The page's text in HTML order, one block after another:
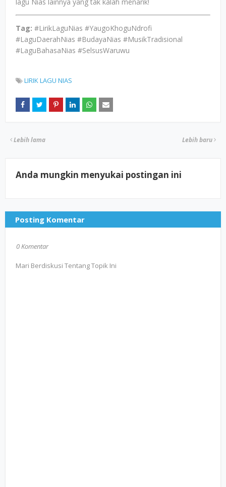
Tag: #LirikLaguNias #YaugoKhoguNdrofi
#LaguDaerahNias #BudayaNias #MusikTradisional
#LaguBahasaNias #SelsusWaruwu
LIRIK LAGU NIAS
Lebih baru
Lebih lama
Anda mungkin menyukai postingan ini
Posting Komentar
0 Komentar
Mari Berdiskusi Tentang Topik Ini